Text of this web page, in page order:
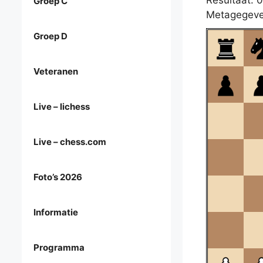
Groep D
Veteranen
Live – lichess
Live – chess.com
Foto’s 2026
Informatie
Programma